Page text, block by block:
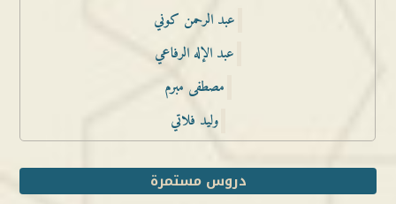
عبد الرحمن كوني
عبد الإله الرفاعي
مصطفى مبرم
وليد فلاتي
دروس مستمرة